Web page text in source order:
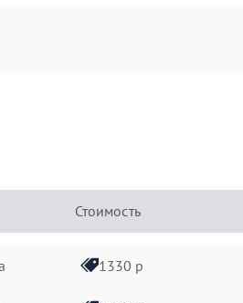
Стоимость
1330 р